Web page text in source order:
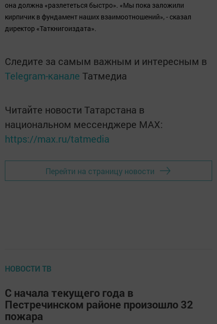
она должна «разлететься быстро». «Мы пока заложили
кирпичик в фундамент наших взаимоотношений», - сказал
директор «Таткнигоиздата».
Следите за самым важным и интересным в
Telegram-канале Татмедиа
Читайте новости Татарстана в
национальном мессенджере MАХ:
https://max.ru/tatmedia
Перейти на страницу новости
НОВОСТИ ТВ
С начала текущего года в
Пестречинском районе произошло 32
пожара